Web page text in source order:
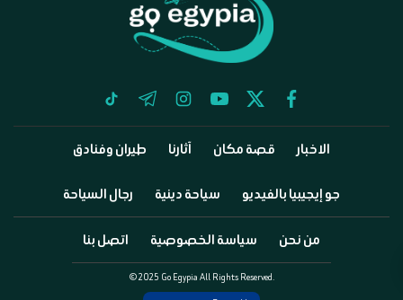
facebook
twitter
youtube
instagram
telegram
tiktok
الاخبار قصة مكان آثارنا طيران وفنادق
جو إيجيبيا بالفيديو سياحة دينية رجال السياحة
من نحن سياسة الخصوصية اتصل بنا
©2025 Go Egypia All Rights Reserved.